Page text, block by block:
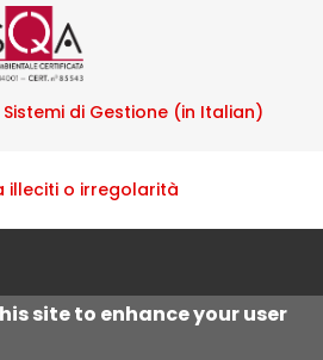
site to enhance your user
certificazione ISO
di Gestione (in Italian)
illeciti o irregolarità